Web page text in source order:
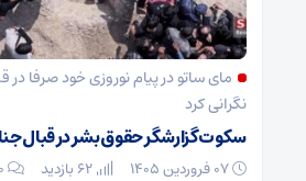
مای ساتو در پیام نوروزی خود صرفا در
نگرانی کرد
سکوت گزارشگر حقوق بشر در قبال
۰